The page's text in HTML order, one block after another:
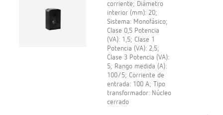
corriente; Diámetro
interior (mm): 20;
Sistema: Monofásico;
Clase 0,5 Potencia
(VA): 1,5; Clase 1
Potencia (VA): 2,5;
Clase 3 Potencia (VA):
5; Rango medida (A):
100/5; Corriente de
entrada: 100 A; Tipo
transformador: Núcleo
cerrado